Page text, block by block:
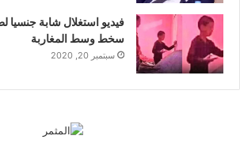
فيديو استغلال شابة جنسيا
سخط وسط المغاربة
سبتمبر 20, 2020